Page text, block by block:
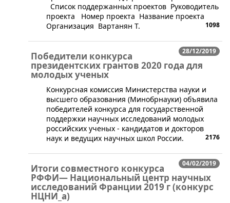
Список поддержанных проектов Руководитель
проекта Номер проекта Название проекта
Организация Вартанян Т.
1098
28/12/2019
Победители конкурса
президентских грантов 2020 года для
молодых ученых
​​Конкурсная комиссия Министерства науки и
высшего образования (Минобрнауки) объявила
победителей конкурса для государственной
поддержки научных исследований молодых
российских ученых - кандидатов и докторов
наук и ведущих научных школ России.
2176
04/02/2019
Итоги совместного конкурса
РФФИ— Национальный центр научных
исследований Франции 2019 г (конкурс
НЦНИ_а)